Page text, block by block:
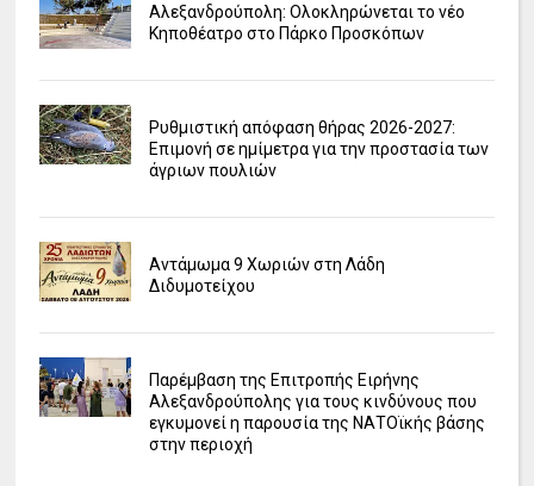
Αλεξανδρούπολη: Ολοκληρώνεται το νέο
Κηποθέατρο στο Πάρκο Προσκόπων
Ρυθμιστική απόφαση θήρας 2026-2027:
Επιμονή σε ημίμετρα για την προστασία των
άγριων πουλιών
Αντάμωμα 9 Χωριών στη Λάδη
Διδυμοτείχου
Παρέμβαση της Επιτροπής Ειρήνης
Αλεξανδρούπολης για τους κινδύνους που
εγκυμονεί η παρουσία της ΝΑΤΟϊκής βάσης
στην περιοχή